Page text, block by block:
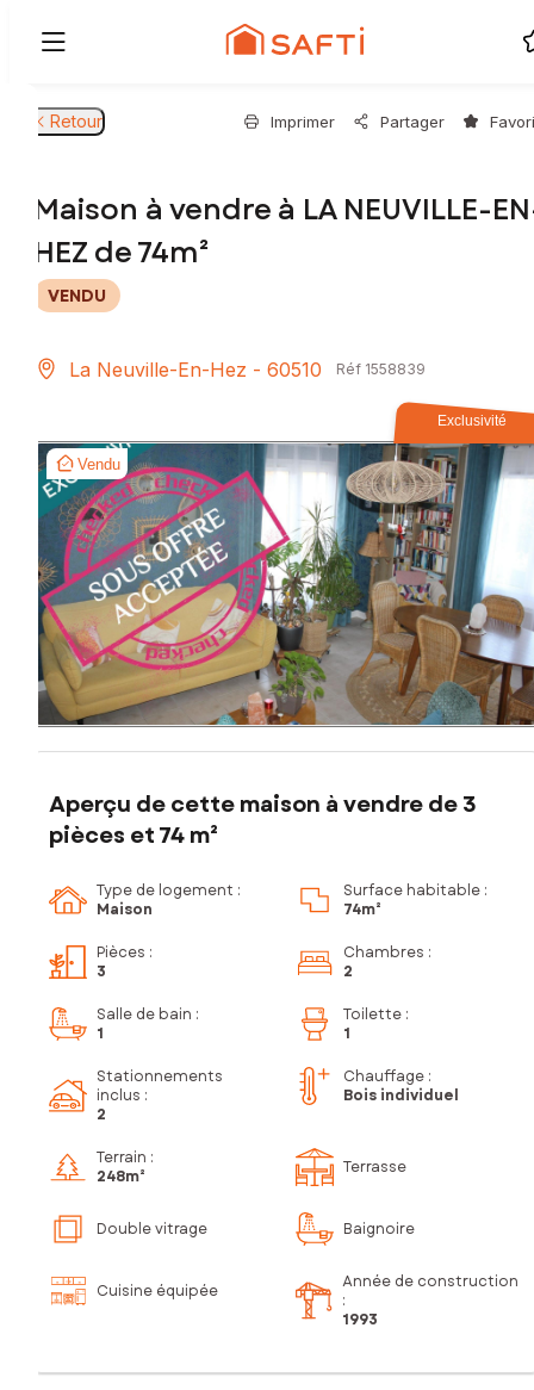
Retour Imprimer Partager
Maison à vendre à LA NEUVILLE-
HEZ de 74m²
VENDU
La Neuville-En-Hez - 60510 Réf 1558839
Exclusivité
Vendu
Aperçu de cette maison à vendre de 3
pièces et 74 m²
Type de logement :
Maison
Surface habitable :
74m²
Pièces :
3
Chambres :
2
Salle de bain :
1
Toilette :
1
Stationnements
inclus :
2
Chauffage :
Bois individuel
Terrain :
248m²
Terrasse
Double vitrage Baignoire
Cuisine équipée
Année de construction
:
1993